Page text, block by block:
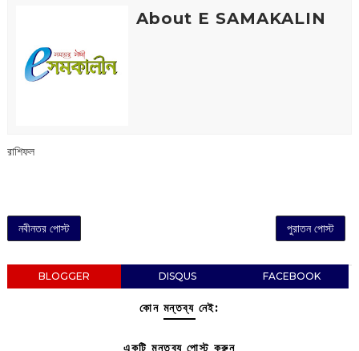
About E SAMAKALIN
রাশিফল
নবীনতর পোস্ট পুরাতন পোস্ট
BLOGGER DISQUS FACEBOOK
কোন মন্তব্য নেই:
একটি মন্তব্য পোস্ট করুন